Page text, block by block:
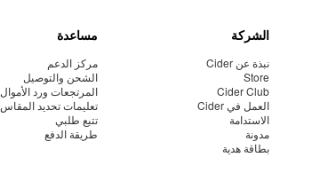
الشركة
نبذة عن Cider
Store
Cider Club
العمل في Cider
الاستدامة
مدونة
بطاقة هدية
مساعدة
مركز الدعم
الشحن والتوصيل
المرتجعات ورد الأموال
تعليمات تحديد المقاس
تتبع طلبي
طريقة الدفع